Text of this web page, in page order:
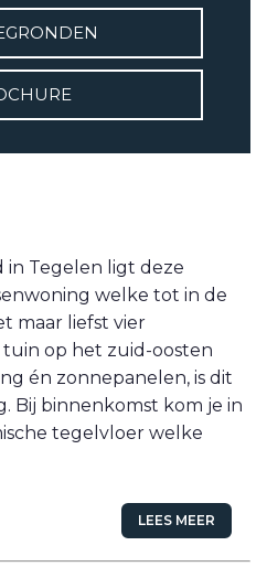
in Tegelen ligt deze
welke tot in de
maar liefst vier
tuin op het zuid-oosten
én zonnepanelen, is dit
Bij binnenkomst kom je in
tegelvloer welke
LEES MEER